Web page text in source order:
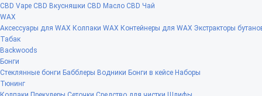
CBD Vape CBD Вкусняшки CBD Масло CBD Чай
WAX
Аксессуары для WAX Колпаки WAX Контейнеры для WAX Экстракторы
Табак
Backwoods
Бонги
Стеклянные бонги Бабблеры Водники Бонги в кейсе Наборы
Тюнинг